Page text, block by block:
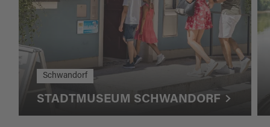
Schwandorf
STADTMUSEUM SCHWANDORF